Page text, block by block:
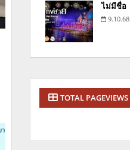
ไม่มีชื่อ
9.10.68
TOTAL PAGEVIEWS